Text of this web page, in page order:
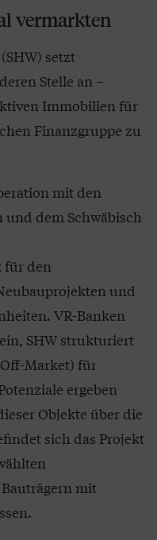
vermarkten
setzt
Stelle an –
Immobilien für
Finanzgruppe zu
mit den
dem Schwäbisch
für den
und
VR-Banken
SHW strukturiert
Market) für
ergeben
Objekte über die
sich das Projekt
mit